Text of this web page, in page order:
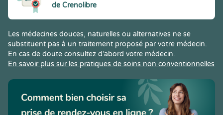
de Crenolibre
Les médecines douces, naturelles ou alternatives ne se
substituent pas à un traitement proposé par votre médecin.
En cas de doute consultez d’abord votre médecin.
En savoir plus sur les pratiques de soins non conventionnelles